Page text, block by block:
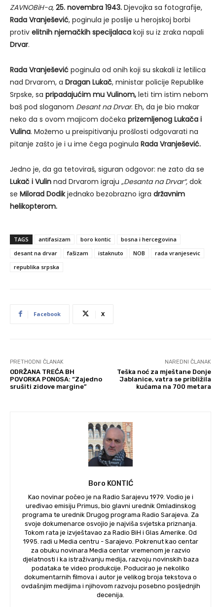
ZAVNOBiH-a, 25. novembra 1943. Djevojka sa fotografije,
Rada Vranješević, poginula je poslije u herojskoj borbi
protiv elitnih njemačkih specijalaca koji su iz zraka napali
Drvar.
Rada Vranješević poginula od onih koji su skakali iz letilica
nad Drvarom, a Dragan Lukač, ministar policije Republike
Srpske, sa pripadajućim mu Vulinom, leti tim istim nebom
baš pod sloganom Desant na Drvar. Eh, da je bio makar
neko da s ovom majicom dočeka prizemljenog Lukača i
Vulina. Možemo u preispitivanju prošlosti odgovarati na
pitanje zašto je i u ime čega poginula Rada Vranješević.
Jedno je, da ga tetoviraš, siguran odgovor: ne zato da se
Lukač i Vulin nad Drvarom igraju „Desanta na Drvar“, dok
se Milorad Dodikjednako bezobrazno igra državnim
helikopterom.
TAGS antifasizam boro kontic
bosna i hercegovina
desant na drvar
fašizam istaknuto NOB
rada vranjesevic
republika srpska
Facebook X
PRETHODNI ČLANAK
ODRŽANA TREĆA BH
POVORKA PONOSA: “Zajedno
srušiti zidove margine”
NAREDNI ČLANAK
Teška noć za mještane Donje
Jablanice, vatra se približila
kućama na 700 metara
Boro KONTIĆ
Kao novinar počeo je na Radio Sarajevu 1979. Vodio je i
uređivao emisiju Primus, bio glavni urednik Omladinskog
programa te urednik Drugog programa Radio Sarajeva. Za
svoje dokumenarce osvojio je najviša svjetska priznanja.
Tokom rata je izvještavao za Radio BiH i Glas Amerike. Od
1995. radi u Media centru - Sarajevo. Pokrenut kao centar
za obuku novinara Media centar vremenom je razvio
djelatnosti i ka istraživanju medija, razvoju novinskih baza
podataka te video produkcije. Poducirao je nekoliko
dokumentarnih filmova i autor je velikog broja tekstova o
ovdašnjim medijima i njihovom razvoju posebno posljednjih
decenija.